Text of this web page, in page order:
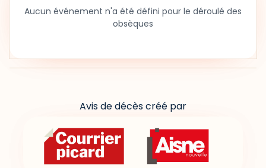
Aucun événement n'a été défini pour le déroulé des
obsèques
Avis de décès créé par